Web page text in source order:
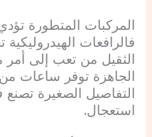
المركبات المتطورة
فالرافعات
الثقيل من تعب إلى أمر
الجاهزة توفر ساعات
التفاصيل الصغيرة تصنع
استعجال.